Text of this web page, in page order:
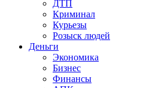
ДТП
Криминал
Курьезы
Розыск людей
Деньги
Экономика
Бизнес
Финансы